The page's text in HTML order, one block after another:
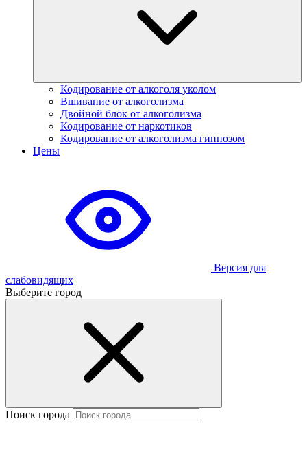
Кодирование от алкоголя уколом
Вшивание от алкоголизма
Двойной блок от алкоголизма
Кодирование от наркотиков
Кодирование от алкоголизма гипнозом
Цены
Версия для
слабовидящих
Выберите город
Поиск города